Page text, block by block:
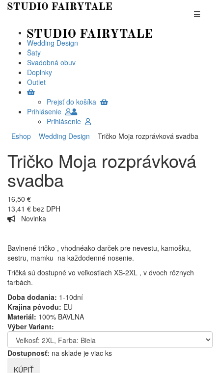
Wedding Design
Šaty
Svadobná obuv
Doplnky
Outlet
Prejsť do košíka
Prihlásenie
Prihlásenie
Eshop
Wedding Design Tričko Moja rozprávková svadba
Tričko Moja rozprávková
svadba
16,50 €
13,41 € bez DPH
Novinka
Bavlnené tričko , vhodnéako darček pre nevestu, kamošku,
sestru, mamku na každodenné nosenie.
Tričká sú dostupné vo veľkostiach XS-2XL , v dvoch rôznych
farbách.
Doba dodania: 1-10dní
Krajina pôvodu: EU
Materiál: 100% BAVLNA
Výber Variant:
Dostupnosť: na sklade je viac ks